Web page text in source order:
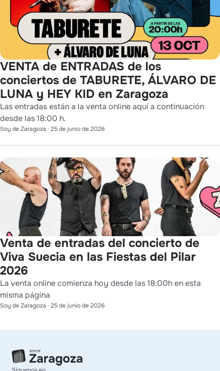
VENTA de ENTRADAS de los
conciertos de TABURETE, ÁLVARO DE
LUNA y HEY KID en Zaragoza
Las entradas están a la venta online aquí a continuación
desde las 18:00 h.
Soy de Zaragoza · 25 de junio de 2026
Venta de entradas del concierto de
Viva Suecia en las Fiestas del Pilar
2026
La venta online comienza hoy desde las 18:00h en esta
misma página
Soy de Zaragoza · 25 de junio de 2026